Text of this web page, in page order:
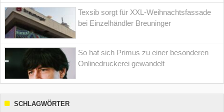
Texsib sorgt für XXL-Weihnachtsfassade
bei Einzelhändler Breuninger
So hat sich Primus zu einer besonderen
Onlinedruckerei gewandelt
SCHLAGWÖRTER